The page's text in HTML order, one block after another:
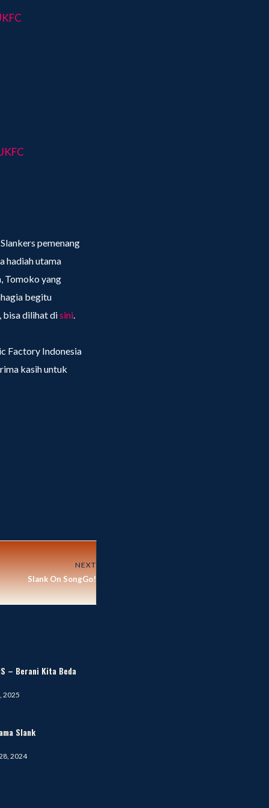
pemenang
hadiah utama
Tomoko yang
begitu
dilihat disini.
Factory Indonesia
kasih untuk
NEXT
Slank On SongGo!
– Berani Kita Beda
2025
Slank
2024